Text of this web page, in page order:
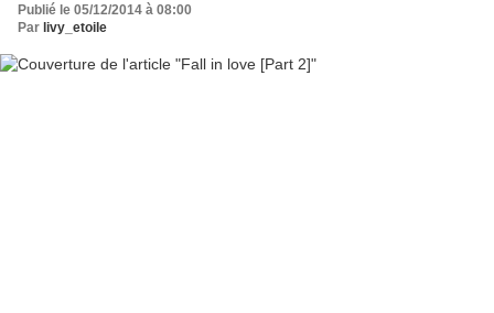
Publié le 05/12/2014 à 08:00
Par livy_etoile